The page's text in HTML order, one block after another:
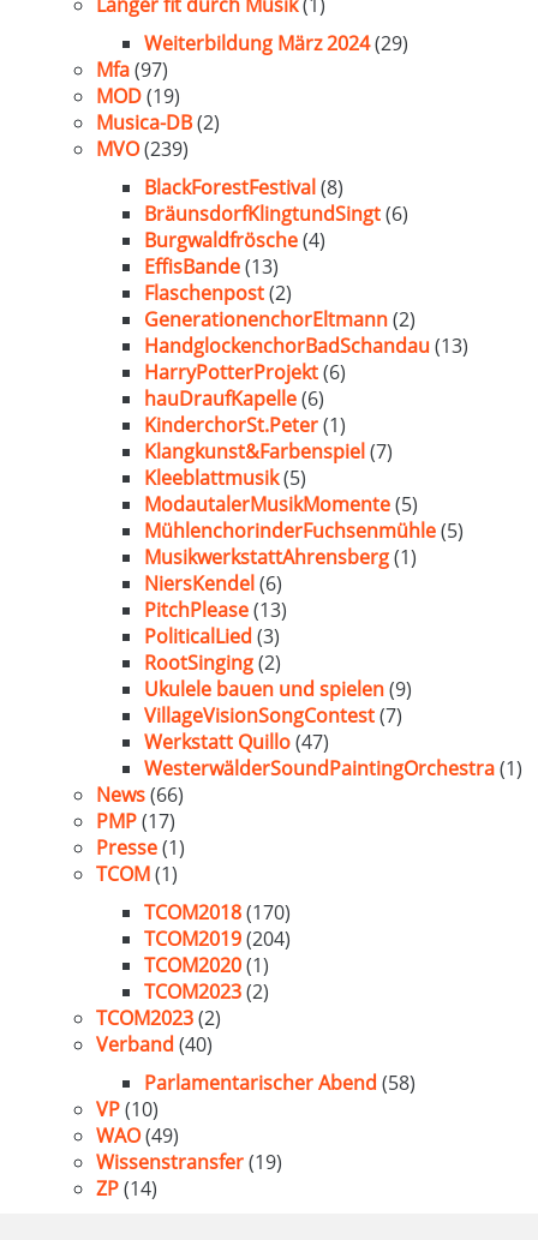
Weiterbildung März 2024(29)
Mfa(97)
MOD(19)
Musica-DB(2)
MVO(239)
BlackForestFestival(8)
BräunsdorfKlingtundSingt(6)
Burgwaldfrösche(4)
EffisBande(13)
Flaschenpost(2)
GenerationenchorEltmann(2)
HandglockenchorBadSchandau(13)
HarryPotterProjekt(6)
hauDraufKapelle(6)
KinderchorSt.Peter(1)
Klangkunst&Farbenspiel(7)
Kleeblattmusik(5)
ModautalerMusikMomente(5)
MühlenchorinderFuchsenmühle(5)
MusikwerkstattAhrensberg(1)
NiersKendel(6)
PitchPlease(13)
PoliticalLied (3)
RootSinging(2)
Ukulele bauen und spielen(9)
VillageVisionSongContest(7)
Werkstatt Quillo(47)
WesterwälderSoundPaintingOrchestra(1)
News(66)
PMP(17)
Presse(1)
TCOM(1)
TCOM2018(170)
TCOM2019(204)
TCOM2020(1)
TCOM2023(2)
TCOM2023(2)
Verband (40)
Parlamentarischer Abend (58)
VP(10)
WAO(49)
Wissenstransfer(19)
ZP(14)